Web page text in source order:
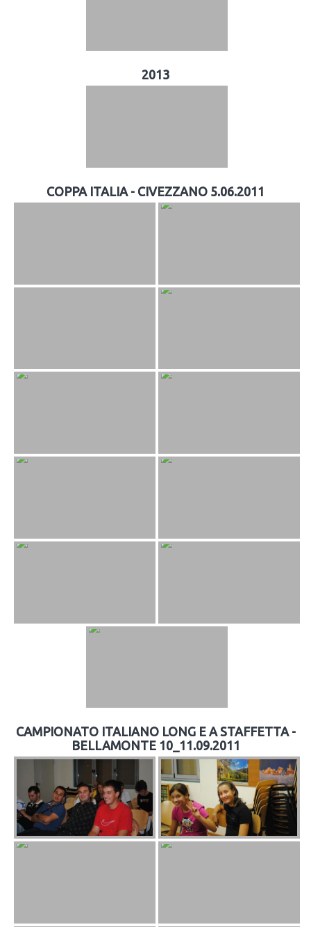
2013
COPPA ITALIA - CIVEZZANO 5.06.2011
CAMPIONATO ITALIANO LONG E A STAFFETTA -
BELLAMONTE 10_11.09.2011